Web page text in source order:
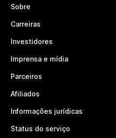
Sobre
Carreiras
Investidores
Imprensa e mídia
Parceiros
Afiliados
Informações jurídicas
Status do serviço